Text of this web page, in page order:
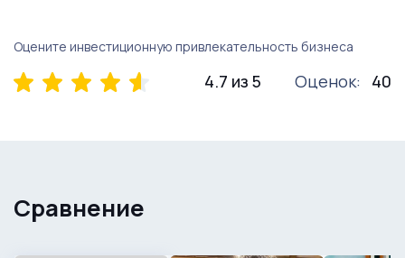
Оцените инвестиционную привлекательность бизнеса
4.7 из 5 Оценок: 40
Сравнение